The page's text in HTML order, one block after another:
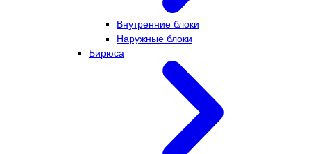
Внутренние блоки
Наружные блоки
Бирюса